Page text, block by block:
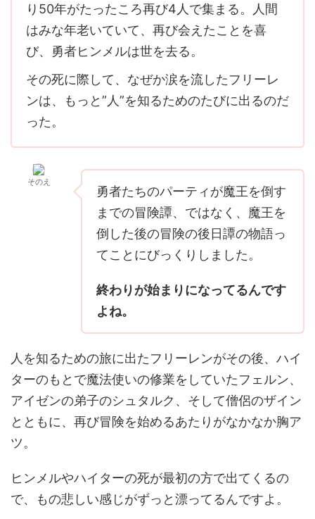
り50年がたったころ再び4人で集まる。人間
はみな年老いていて、再び会えたことを喜
び、勇者ヒンメルは世を去る。
その死に際して、なぜか涙を流したフリーレ
ンは、もっと”人”を知るためのたびに出るのだ
った。
そのえ
勇者たちのパーティが魔王を倒す
までの冒険譚、ではなく、魔王を
倒した後の冒険の後日譚の物語っ
てことにびっくりしました。
終わりが始まりになってるんです
よね。
人を知るための旅に出たフリーレンがその後、ハイ
ターのもとで魔法使いの修業をしていたフェルン、
アイゼンの弟子のシュタルク、そして僧侶のザイン
とともに、再び冒険を始めるあたりがなかなか胸ア
ツ。
ヒンメルやハイターの死が最初の方で出てくるの
で、もの悲しい感じがずっと漂ってるんですよ。